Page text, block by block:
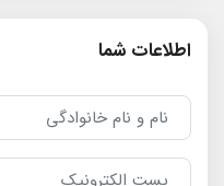
اطلاعات شما